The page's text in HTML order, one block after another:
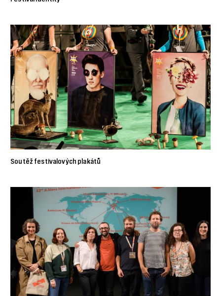
Soutěž festivalových plakátů